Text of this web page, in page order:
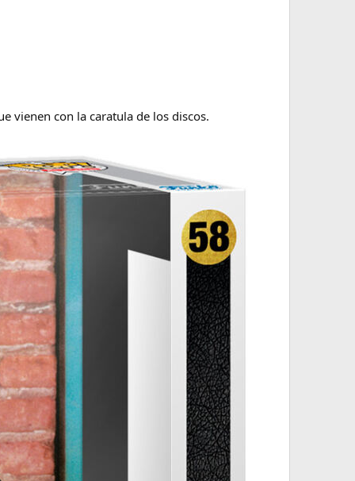
vienen con la caratula de los discos.